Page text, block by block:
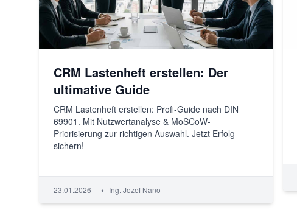
CRM Lastenheft erstellen: Der
ultimative Guide
CRM Lastenheft erstellen: Profi-Guide nach DIN
69901. Mit Nutzwertanalyse & MoSCoW-
Priorisierung zur richtigen Auswahl. Jetzt Erfolg
sichern!
23.01.2026 • Ing. Jozef Nano